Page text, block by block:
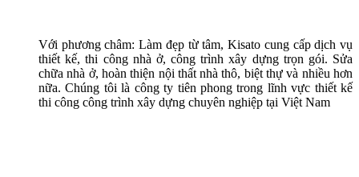
Với phương châm: Làm đẹp từ tâm, Kisato cung cấp dịch vụ
thiết kế, thi công nhà ở, công trình xây dựng trọn gói. Sửa
chữa nhà ở, hoàn thiện nội thất nhà thô, biệt thự và nhiều hơn
nữa. Chúng tôi là công ty tiên phong trong lĩnh vực thiết kế
thi công công trình xây dựng chuyên nghiệp tại Việt Nam